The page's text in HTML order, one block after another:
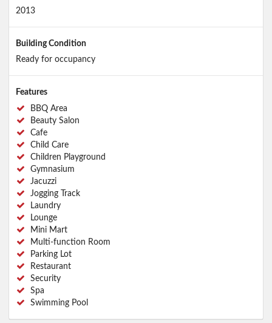
2013
Building Condition
Ready for occupancy
Features
BBQ Area
Beauty Salon
Cafe
Child Care
Children Playground
Gymnasium
Jacuzzi
Jogging Track
Laundry
Lounge
Mini Mart
Multi-function Room
Parking Lot
Restaurant
Security
Spa
Swimming Pool